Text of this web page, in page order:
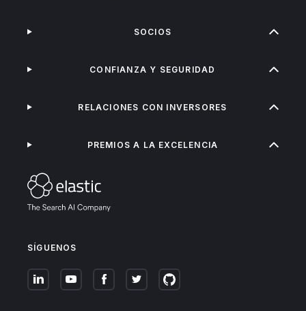
SÍGUENOS
SOCIOS
CONFIANZA Y SEGURIDAD
RELACIONES CON INVERSORES
PREMIOS A LA EXCELENCIA